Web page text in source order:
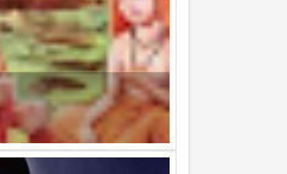
पाठ होगा और भी